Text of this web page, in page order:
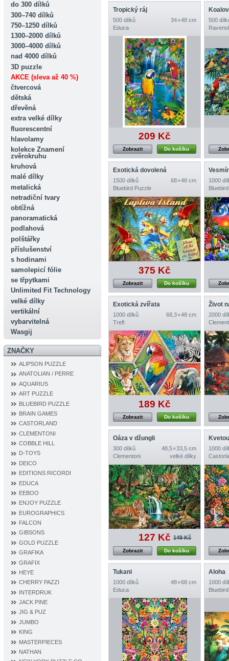
do 300 dílků
300–740 dílků
750–1250 dílků
1300–2000 dílků
3000–4000 dílků
nad 4000 dílků
3D puzzle
AKCE (sleva až 40 %)
čtvercová
dětská
dřevěná
extra velké dílky
fluorescentní
hlavolamy
kolekce Znamení
zvěrokruhu
kruhová
malé dílky
metalická
netradiční tvary
obtížná
panoramatická
podlahová
polštářky
příslušenství
s hodinami
samolepicí fólie
se třpytkami
Unlimited Fit Technology
velké dílky
vertikální
vybarvitelná
Wasgij
ZNAČKY
ALIPSON PUZZLE
ANATOLIAN / PERRE
AQUARIUS
ART PUZZLE
BLUEBIRD PUZZLE
BRAIN GAMES
CASTORLAND
CLEMENTONI
COBBLE HILL
D‐TOYS
DEICO
EDITIONS RICORDI
EDUCA
EEBOO
ENJOY PUZZLE
EUROGRAPHICS
FALCON
GIBSONS
GOLD PUZZLE
GRAFIKA
GRAFIX
HEYE
CHERRY PAZZI
INTERDRUK
JACK PINE
JIG & PUZ
JUMBO
KING
MASTERPIECES
NATHAN
Tropický ráj
500 dílků
34 × 48 cm
Educa
209 Kč
Do košíku
Zobrazit
500
Exotická dovolená
1500 dílků
68 × 48 cm
Bluebird Puzzle
375 Kč
Do košíku
Zobrazit
1000
Exotická zvířata
1000 dílků
68,3 × 48 cm
Trefl
189 Kč
Do košíku
Zobrazit
Život
2000
Oáza v džungli
300 dílků
48,5 × 33,5 cm
Clementoni
velké dílky
127 Kč 149 Kč
Do košíku
Zobrazit
1000
Tukani
1000 dílků
48 × 68 cm
Educa
Aloha
1000